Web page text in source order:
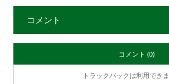
コメント
コメント (0)
トラックバックは利用できま